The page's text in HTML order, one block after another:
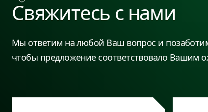
Свяжитесь с нами
Мы ответим на любой Ваш вопрос и
чтобы предложение соответствовало Вашим